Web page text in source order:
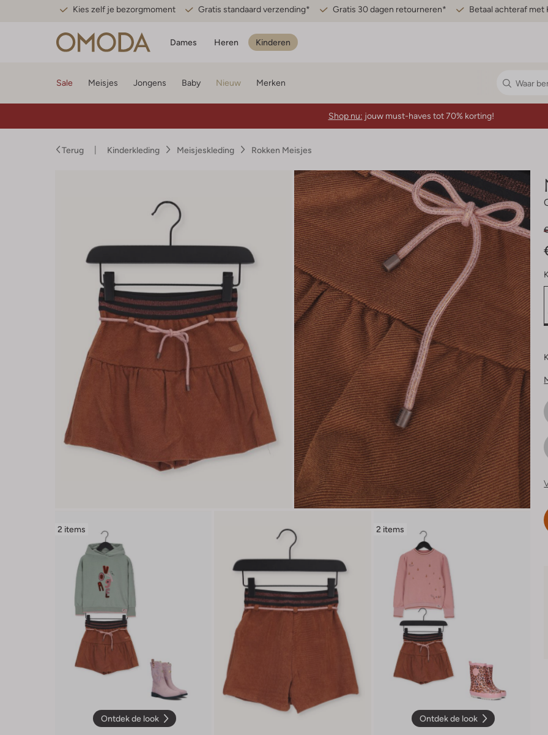
Kies zelf je bezorgmoment Gratis standaard verzending* Gratis 30 dagen retourneren* Betaal achteraf met
Dames Heren Kinderen
Sale Meisjes Jongens Baby Nieuw Merken
Shop nu: jouw must-haves tot 70% korting!
Terug Kinderkleding Meisjeskleding Rokken Meisjes
2 items
Ontdek de look
2 items
Ontdek de look